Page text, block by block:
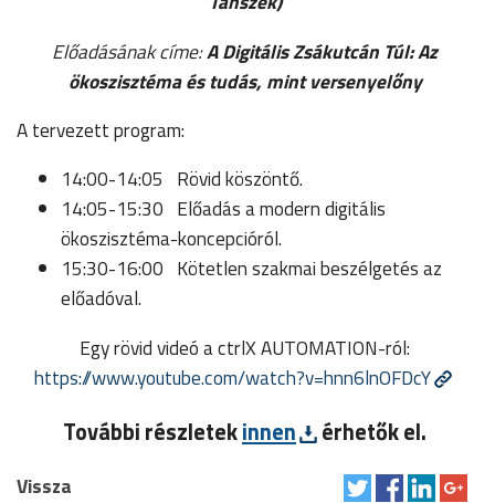
Előadásának címe:A Digitális Zsákutcán Túl: Az
ökoszisztéma és tudás, mint versenyelőny
A tervezett program:
14:00-14:05 Rövid köszöntő.
14:05-15:30 Előadás a modern digitális
ökoszisztéma-koncepcióról.
15:30-16:00 Kötetlen szakmai beszélgetés az
előadóval.
Egy rövid videó a ctrlX AUTOMATION-ról:
https://www.youtube.com/watch?v=hnn6lnOFDcY
További részletekinnen érhetők el.
Vissza